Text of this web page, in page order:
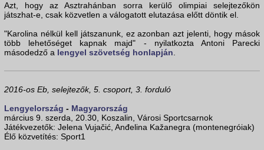
Azt, hogy az Asztrahánban sorra kerülő olimpiai selejtezőkön
játszhat-e, csak közvetlen a válogatott elutazása előtt döntik el.
"Karolina nélkül kell játszanunk, ez azonban azt jelenti, hogy mások
több lehetőséget kapnak majd" - nyilatkozta Antoni Parecki
másodedző a lengyel szövetség honlapján.
2016-os Eb, selejtezők, 5. csoport, 3. forduló
Lengyelország - Magyarország
március 9. szerda, 20.30, Koszalin, Városi Sportcsarnok
Játékvezetők: Jelena Vujačić, Anđelina Kažanegra (montenegróiak)
Élő közvetítés: Sport1